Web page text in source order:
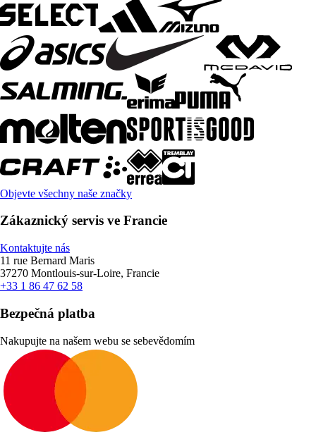
Objevte všechny naše značky
Zákaznický servis ve Francie
Kontaktujte nás
11 rue Bernard Maris
37270 Montlouis-sur-Loire, Francie
+33 1 86 47 62 58
Bezpečná platba
Nakupujte na našem webu se sebevědomím